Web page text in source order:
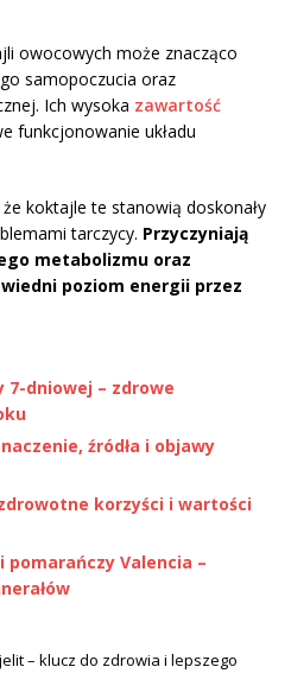
owocowych może znacząco
samopoczucia oraz
Ich wysoka zawartość
funkcjonowanie układu
koktajle te stanowią doskonały
tarczycy. Przyczyniają
metabolizmu oraz
poziom energii przez
7-dniowej – zdrowe
źródła i objawy
korzyści i wartości
pomarańczy Valencia –
– klucz do zdrowia i lepszego